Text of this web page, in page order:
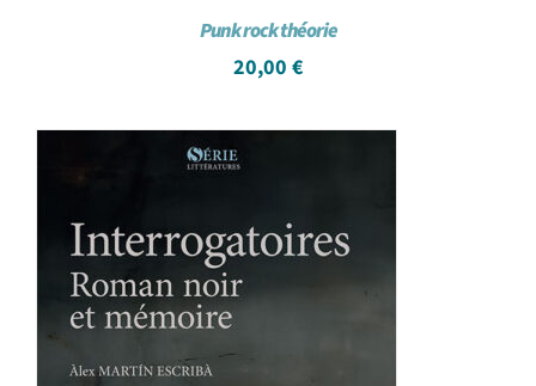
Punk rock théorie
20,00 €